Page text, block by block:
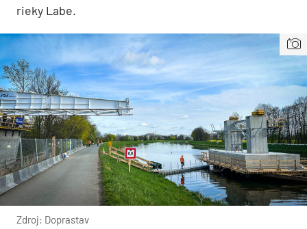
rieky Labe.
Zdroj: Doprastav